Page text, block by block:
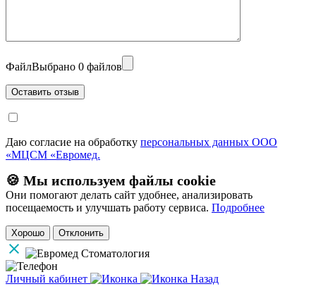
ФайлВыбрано 0 файлов
Даю согласие на обработку персональных данных ООО
«МЦСМ «Евромед.
🍪 Мы используем файлы cookie
Они помогают делать сайт удобнее, анализировать
посещаемость и улучшать работу сервиса. Подробнее
Хорошо Отклонить
Личный кабинет
Назад